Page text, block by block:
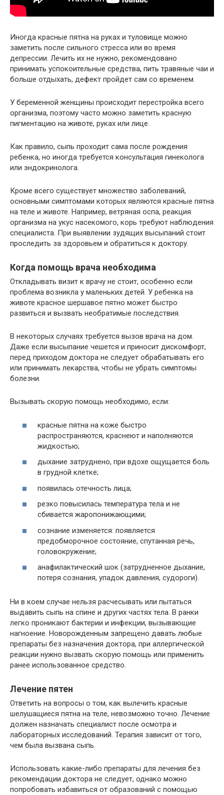
Иногда красные пятна на руках и туловище можно
заметить после сильного стресса или во время
депрессии. Лечить их не нужно, рекомендовано
принимать успокоительные средства, пить травяные чаи и
больше отдыхать, дефект пройдет сам со временем.
У беременной женщины происходит перестройка всего
организма, поэтому часто можно заметить красную
пигментацию на животе, руках или лице.
Как правило, сыпь проходит сама после рождения
ребенка, но иногда требуется консультация гинеколога
или эндокринолога.
Кроме всего существует множество заболеваний,
основными симптомами которых являются красные пятна
на теле и животе. Например, ветряная оспа, реакция
организма на укус насекомого, корь требуют наблюдения
специалиста. При выявлении зудящих высыпаний стоит
проследить за здоровьем и обратиться к доктору.
Когда помощь врача необходима
Откладывать визит к врачу не стоит, особенно если
проблема возникла у маленьких детей. У ребенка на
животе красное шершавое пятно может быстро
развиться и вызвать необратимые последствия.
В некоторых случаях требуется вызов врача на дом.
Даже если высыпание чешется и приносит дискомфорт,
перед приходом доктора не следует обрабатывать его
или принимать лекарства, чтобы не убрать симптомы
болезни.
Вызывать скорую помощь необходимо, если:
красные пятна на коже быстро
распространяются, краснеют и наполняются
жидкостью;
дыхание затруднено, при вдохе ощущается боль
в грудной клетке;
появилась отечность лица;
резко повысилась температура тела и не
сбивается жаропонижающими;
сознание изменяется: появляется
предобморочное состояние, спутанная речь,
головокружение;
анафилактический шок (затрудненное дыхание,
потеря сознания, упадок давления, судороги).
Ни в коем случае нельзя расчесывать или пытаться
выдавить сыпь на спине и других частях тела. В ранки
легко проникают бактерии и инфекции, вызывающие
нагноение. Новорожденным запрещено давать любые
препараты без назначения доктора, при аллергической
реакции нужно вызвать скорую помощь или применить
ранее использованное средство.
Лечение пятен
Ответить на вопросы о том, как вылечить красные
шелушащиеся пятна на теле, невозможно точно. Лечение
должен назначать специалист после осмотра и
лабораторных исследований. Терапия зависит от того,
чем была вызвана сыпь.
Использовать какие-либо препараты для лечения без
рекомендации доктора не следует, однако можно
попробовать избавиться от образований с помощью